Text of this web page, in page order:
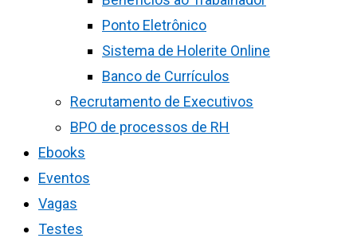
Ponto Eletrônico
Sistema de Holerite Online
Banco de Currículos
Recrutamento de Executivos
BPO de processos de RH
Ebooks
Eventos
Vagas
Testes